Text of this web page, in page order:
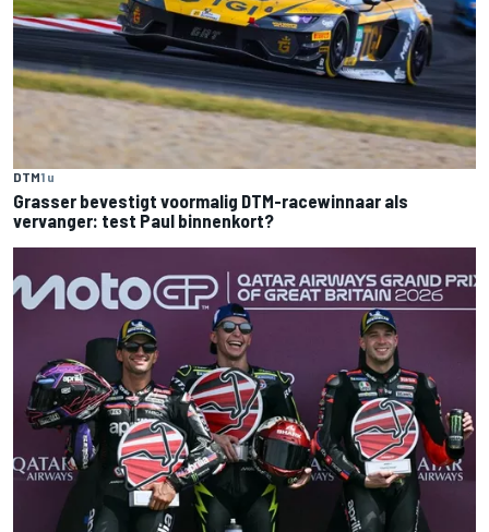
DTM1 u
Grasser bevestigt voormalig DTM-racewinnaar als
vervanger: test Paul binnenkort?